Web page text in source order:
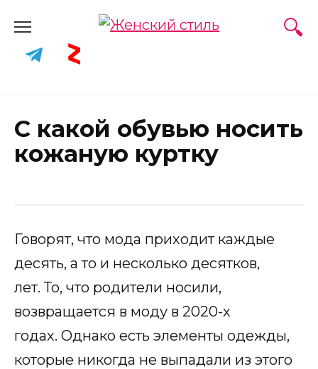
content
С какой обувью носить
кожаную куртку
Говорят, что мода приходит каждые
десять, а то и несколько десятков,
лет. То, что родители носили,
возвращается в моду в 2020-х
годах. Однако есть элементы одежды,
которые никогда не выпадали из этого